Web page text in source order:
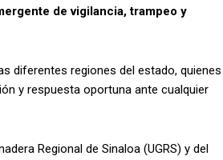
de vigilancia, trampeo y
diferentes regiones del estado, quienes
y respuesta oportuna ante cualquier
Regional de Sinaloa (UGRS) y del